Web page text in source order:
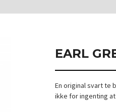
EARL
En original svart te
ikke for ingenting